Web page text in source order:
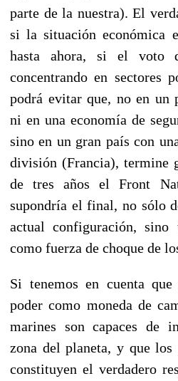
parte de la nuestra). El
si la situación económica
hasta ahora, si el voto
concentrando en sectores
podrá evitar que, no en un
ni en una economía de
sino en un gran país con
división (Francia), termine
de tres años el Front
supondría el final, no sólo
actual configuración,
como fuerza de choque de
Si tenemos en cuenta
poder como moneda de
marines son capaces de
zona del planeta, y que los
constituyen el verdadero